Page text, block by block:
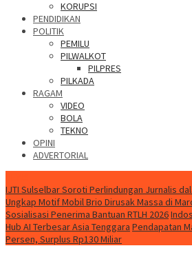
KORUPSI
PENDIDIKAN
POLITIK
PEMILU
PILWALKOT
PILPRES
PILKADA
RAGAM
VIDEO
BOLA
TEKNO
OPINI
ADVERTORIAL
IJTI Sulselbar Soroti Perlindungan Jurnalis
Ungkap Motif Mobil Brio Dirusak Massa di
Sosialisasi Penerima Bantuan RTLH 2026
Hub AI Terbesar Asia Tenggara Pendapatan
Persen, Surplus Rp130 Miliar